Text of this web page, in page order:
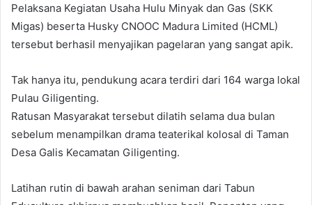
Pelaksana Kegiatan Usaha Hulu Minyak dan Gas (SKK
Migas) beserta Husky CNOOC Madura Limited (HCML)
tersebut berhasil menyajikan pagelaran yang sangat apik.
Tak hanya itu, pendukung acara terdiri dari 164 warga lokal
Pulau Giligenting.
Ratusan Masyarakat tersebut dilatih selama dua bulan
sebelum menampilkan drama teaterikal kolosal di Taman
Desa Galis Kecamatan Giligenting.
Latihan rutin di bawah arahan seniman dari Tabun